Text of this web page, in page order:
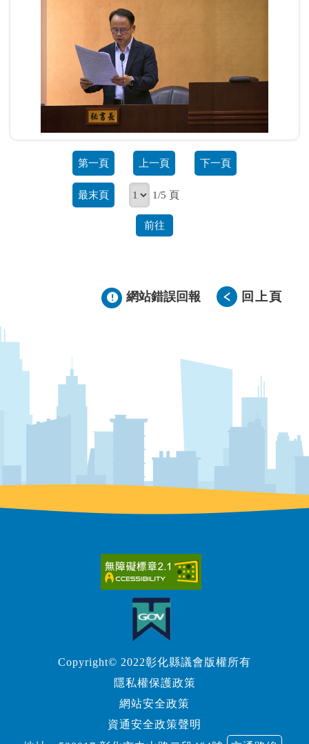
第一頁 上一頁 下一頁
最末頁 1/5 頁
前往
網站錯誤回報 回上頁
Copyright© 2022彰化縣議會版權所有
隱私權保護政策
網站安全政策
資通安全政策聲明